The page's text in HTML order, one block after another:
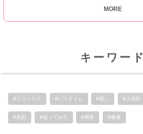
MORE
キーワード
#リラックス #バスタイム #癒し #入浴剤
#美肌 #使ってみた #簡単 #健康